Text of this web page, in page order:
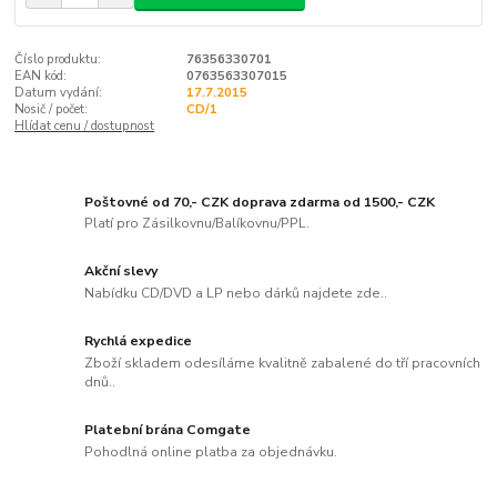
Číslo produktu:
76356330701
EAN kód:
0763563307015
Datum vydání:
17.7.2015
Nosič / počet:
CD/1
Hlídat cenu / dostupnost
Poštovné od 70,- CZK doprava zdarma od 1500,- CZK
Platí pro Zásilkovnu/Balíkovnu/PPL.
Akční slevy
Nabídku CD/DVD a LP nebo dárků najdete zde..
Rychlá expedice
Zboží skladem odesíláme kvalitně zabalené do tří pracovních
dnů..
Platební brána Comgate
Pohodlná online platba za objednávku.